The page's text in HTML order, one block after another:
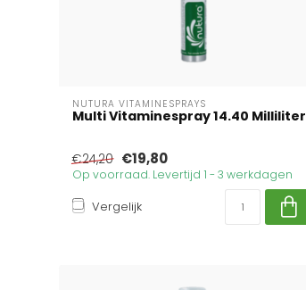
NUTURA VITAMINESPRAYS
Multi Vitaminespray 14.40 Milliliter
€24,20 €19,80
Op voorraad. Levertijd 1 - 3 werkdagen
Vergelijk